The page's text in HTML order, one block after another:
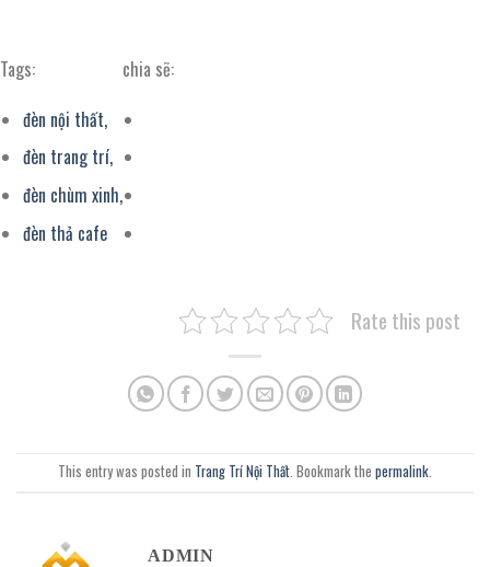
Tags:
đèn nội thất,
đèn trang trí,
đèn chùm xinh,
đèn thả cafe
chia sẽ:
Rate this post
This entry was posted in Trang Trí Nội Thất. Bookmark the permalink.
ADMIN